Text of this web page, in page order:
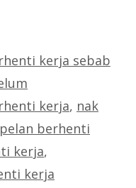
kerja sebab
kerja, nak
pelan berhenti
kerja,
kerja